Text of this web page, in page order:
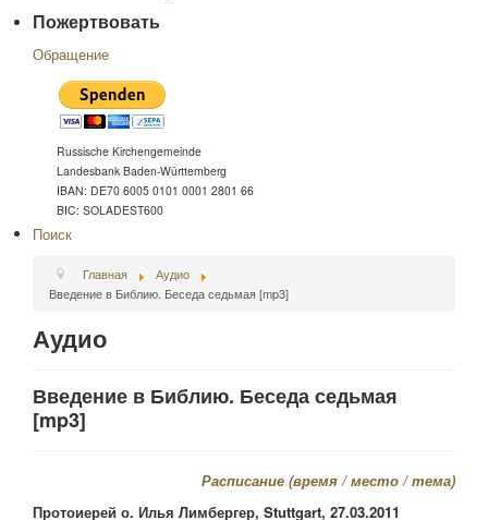
Пожертвовать
Обращение
Russische Kirchengemeinde
Landesbank Baden-Württemberg
IBAN: DE70 6005 0101 0001 2801 66
BIC: SOLADEST600
Поиск
Главная
Аудио
Введение в Библию. Беседа седьмая [mp3]
Аудио
Введение в Библию. Беседа седьмая
[mp3]
Расписание (время/место/ тема)
Протоиерей о. Илья Лимбергер, Stuttgart, 27.03.2011